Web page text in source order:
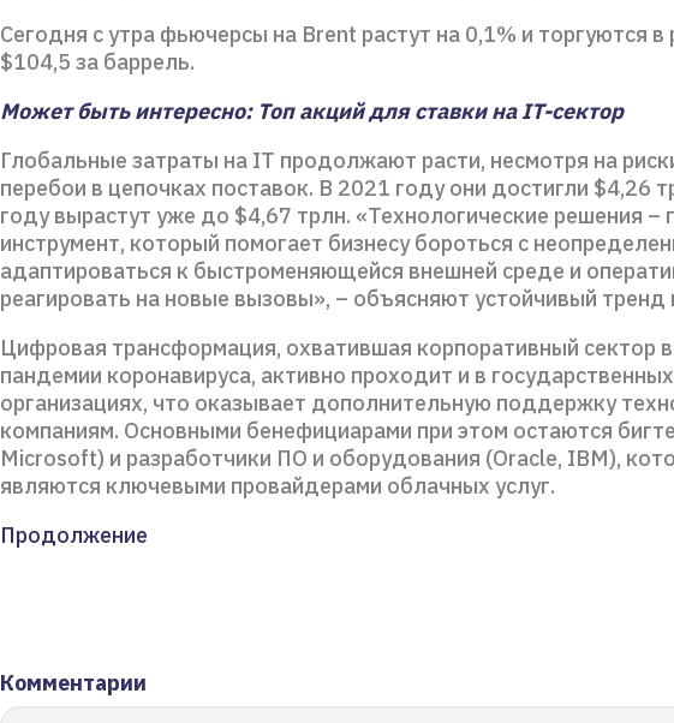
Сегодня с утра фьючерсы на Brent растут на 0,1% и торгуются в
$104,5 за баррель.
Может быть интересно: Топ акций для ставки на IT-сектор
Глобальные затраты на IT продолжают расти, несмотря на
перебои в цепочках поставок. В 2021 году они достигли $4,26
году вырастут уже до $4,67 трлн. «Технологические решения –
инструмент, который помогает бизнесу бороться с
адаптироваться к быстроменяющейся внешней среде и
реагировать на новые вызовы», – объясняют устойчивый
Цифровая трансформация, охватившая корпоративный сектор
пандемии коронавируса, активно проходит и в государственных
организациях, что оказывает дополнительную поддержку
компаниям. Основными бенефициарами при этом остаются
Microsoft) и разработчики ПО и оборудования (Oracle, IBM),
являются ключевыми провайдерами облачных услуг.
Продолжение
Комментарии